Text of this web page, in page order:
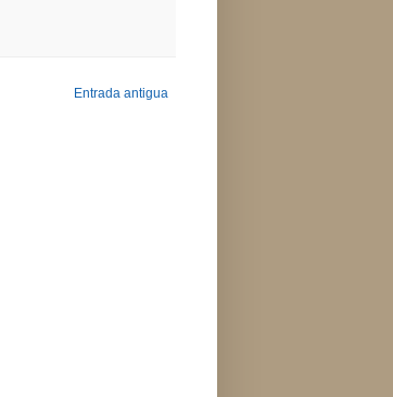
Entrada antigua